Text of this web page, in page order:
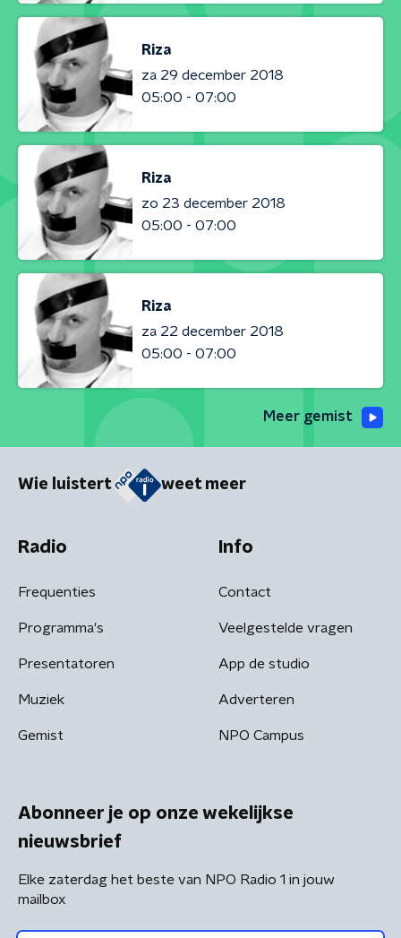
Riza
za 29 december 2018
05:00 - 07:00
Riza
zo 23 december 2018
05:00 - 07:00
Riza
za 22 december 2018
05:00 - 07:00
Meer gemist
Wie luistert weet meer
Radio
Frequenties
Programma's
Presentatoren
Muziek
Gemist
Info
Contact
Veelgestelde vragen
App de studio
Adverteren
NPO Campus
Abonneer je op onze wekelijkse
nieuwsbrief
Elke zaterdag het beste van NPO Radio 1 in jouw
mailbox